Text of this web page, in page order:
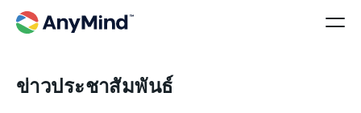
ข่าวประชาสัมพันธ์